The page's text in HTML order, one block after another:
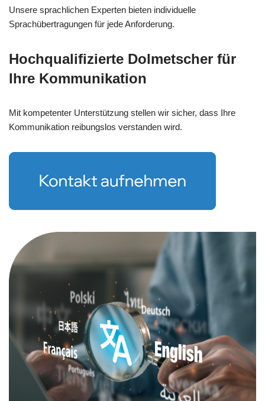
Unsere sprachlichen Experten bieten individuelle
Sprachübertragungen für jede Anforderung.
Hochqualifizierte Dolmetscher für
Ihre Kommunikation
Mit kompetenter Unterstützung stellen wir sicher, dass Ihre
Kommunikation reibungslos verstanden wird.